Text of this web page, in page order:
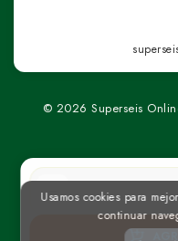
© 2026 Superseis
Usamos cookies para
continuar